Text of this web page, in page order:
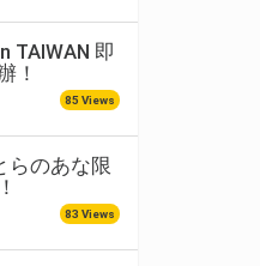
TAIWAN 即
！
85 Views
らのあな限
83 Views